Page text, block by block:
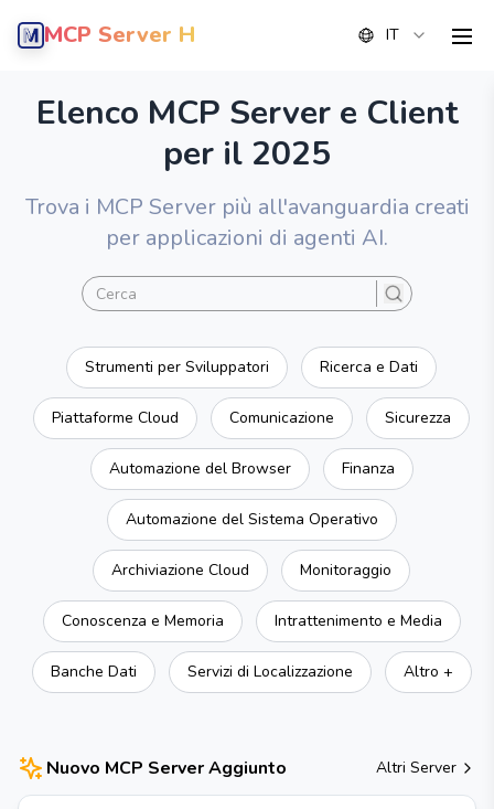
MCP Server Hub IT
Elenco MCP Server e Client
per il 2025
Trova i MCP Server più all'avanguardia creati
per applicazioni di agenti AI.
search
Strumenti per Sviluppatori Ricerca e Dati
Piattaforme Cloud Comunicazione Sicurezza
Automazione del Browser Finanza
Automazione del Sistema Operativo
Archiviazione Cloud Monitoraggio
Conoscenza e Memoria Intrattenimento e Media
Banche Dati Servizi di Localizzazione Altro +
Nuovo MCP Server Aggiunto Altri Server